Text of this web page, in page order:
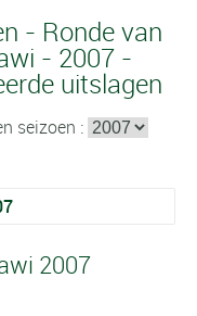
- Ronde van
- 2007 -
uitslagen
seizoen :
2007